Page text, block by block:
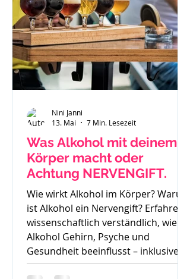
Was Alkohol mit deinem
Körper macht oder
Achtung NERVENGIFT.
Wie wirkt Alkohol im Körper? Warum
ist Alkohol ein Nervengift? Erfahre
wissenschaftlich verständlich, wie
Alkohol Gehirn, Psyche und
Gesundheit beeinflusst – inklusive
Sucht, Craving und Trinkertypen
Nini Janni
13. Mai
7 Min. Lesezeit